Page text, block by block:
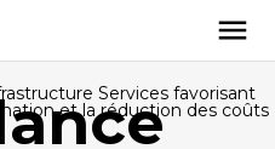
Services favorisant
et la réduction des coûts